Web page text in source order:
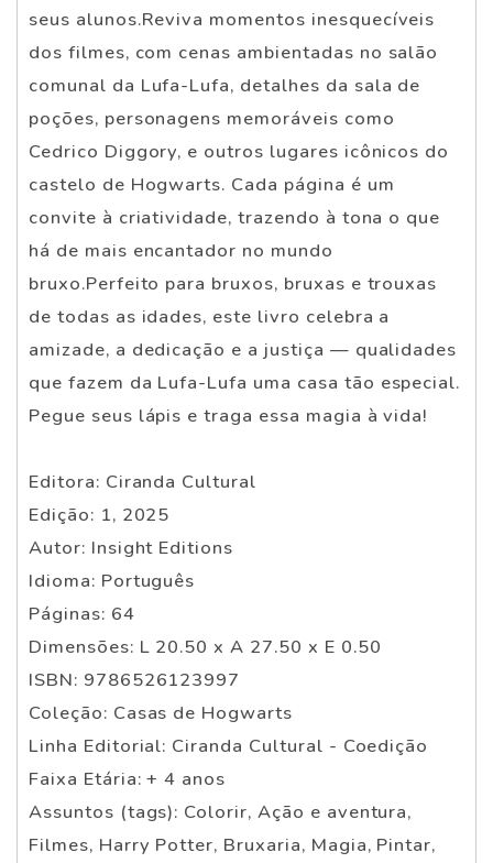
seus alunos.Reviva momentos inesquecíveis
dos filmes, com cenas ambientadas no salão
comunal da Lufa-Lufa, detalhes da sala de
poções, personagens memoráveis como
Cedrico Diggory, e outros lugares icônicos do
castelo de Hogwarts. Cada página é um
convite à criatividade, trazendo à tona o que
há de mais encantador no mundo
bruxo.Perfeito para bruxos, bruxas e trouxas
de todas as idades, este livro celebra a
amizade, a dedicação e a justiça — qualidades
que fazem da Lufa-Lufa uma casa tão especial.
Pegue seus lápis e traga essa magia à vida!
Editora: Ciranda Cultural
Edição: 1, 2025
Autor: Insight Editions
Idioma: Português
Páginas: 64
Dimensões: L 20.50 x A 27.50 x E 0.50
ISBN: 9786526123997
Coleção: Casas de Hogwarts
Linha Editorial: Ciranda Cultural - Coedição
Faixa Etária: + 4 anos
Assuntos (tags): Colorir, Ação e aventura,
Filmes, Harry Potter, Bruxaria, Magia, Pintar,